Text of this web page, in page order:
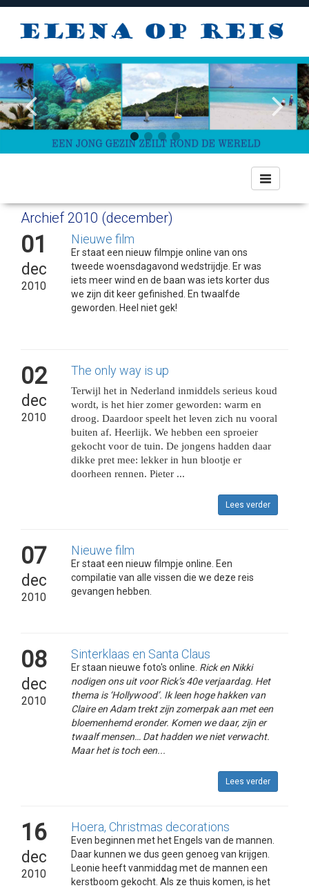
Toggle
navigation
Archief 2010 (december)
01
dec
2010
Nieuwe film
Er staat een nieuw filmpje online van ons
tweede woensdagavond wedstrijdje. Er was
iets meer wind en de baan was iets korter dus
we zijn dit keer gefinished. En twaalfde
geworden. Heel niet gek!
02
dec
2010
The only way is up
Terwijl het in Nederland inmiddels serieus koud
wordt, is het hier zomer geworden: warm en
droog. Daardoor speelt het leven zich nu vooral
buiten af. Heerlijk. We hebben een sproeier
gekocht voor de tuin. De jongens hadden daar
dikke pret mee: lekker in hun blootje er
doorheen rennen. Pieter ...
Lees verder
07
dec
2010
Nieuwe film
Er staat een nieuw filmpje online. Een
compilatie van alle vissen die we deze reis
gevangen hebben.
08
dec
2010
Sinterklaas en Santa Claus
Er staan nieuwe foto's online. Rick en Nikki
nodigen ons uit voor Rick’s 40e verjaardag. Het
thema is ‘Hollywood’. Ik leen hoge hakken van
Claire en Adam trekt zijn zomerpak aan met een
bloemenhemd eronder. Komen we daar, zijn er
twaalf mensen… Dat hadden we niet verwacht.
Maar het is toch een...
Lees verder
16
dec
2010
Hoera, Christmas decorations
Even beginnen met het Engels van de mannen.
Daar kunnen we dus geen genoeg van krijgen.
Leonie heeft vanmiddag met de mannen een
kerstboom gekocht. Als ze thuis komen, is het